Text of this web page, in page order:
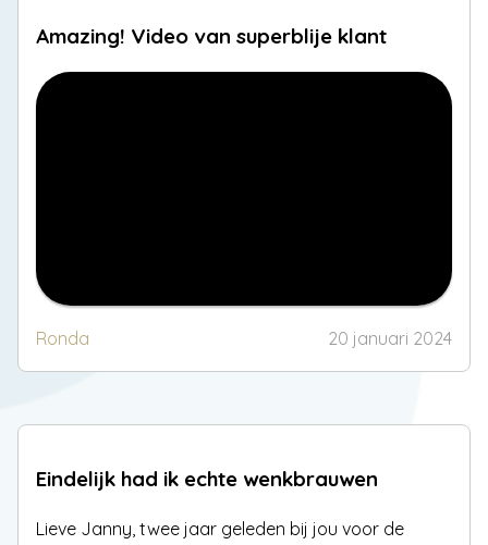
Amazing! Video van superblije klant
Ronda 20 januari 2024
Eindelijk had ik echte wenkbrauwen
Lieve Janny, twee jaar geleden bij jou voor de